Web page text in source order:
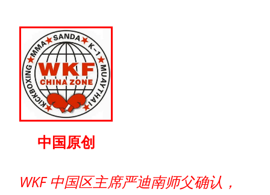
中国原创
WKF 中国区主席严迪南师父确认，